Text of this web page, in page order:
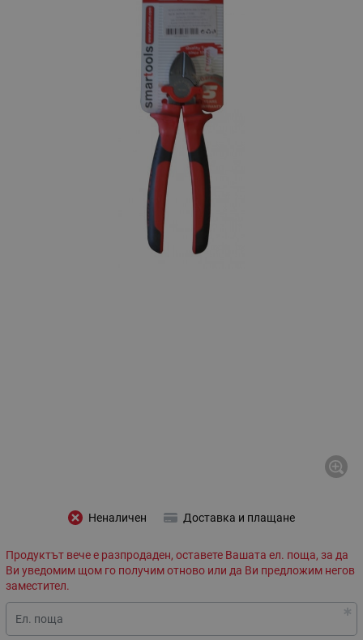
Неналичен Доставка и плащане
Продуктът вече е разпродаден, оставете Вашата ел. поща, за да
Ви уведомим щом го получим отново или да Ви предложим негов
заместител.
Ел. поща